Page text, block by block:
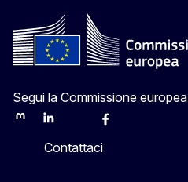
Segui la Commissione europea
MastodonLinkedInBlueskyFacebook
Contattaci